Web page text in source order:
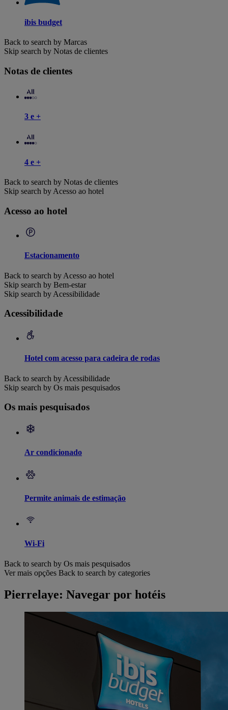
ibis budget
Back to search by Marcas
Skip search by Notas de clientes
Notas de clientes
3 e +
4 e +
Back to search by Notas de clientes
Skip search by Acesso ao hotel
Acesso ao hotel
Estacionamento
Back to search by Acesso ao hotel
Skip search by Bem-estar
Skip search by Acessibilidade
Acessibilidade
Hotel com acesso para cadeira de rodas
Back to search by Acessibilidade
Skip search by Os mais pesquisados
Os mais pesquisados
Ar condicionado
Permite animais de estimação
Wi-Fi
Back to search by Os mais pesquisados
Ver mais opções Back to search by categories
Pierrelaye: Navegar por hotéis